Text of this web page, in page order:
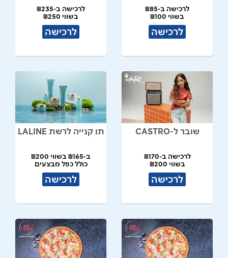
לרכישה ב-₪85
בשווי ₪100
לרכישה
לרכישה ב-₪235
בשווי ₪250
לרכישה
שובר ל-CASTRO
לרכישה ב-₪170
בשווי ₪200
לרכישה
תו קנייה לרשת LALINE
ב-₪165 בשווי ₪200
כולל כפל מבצעים
לרכישה